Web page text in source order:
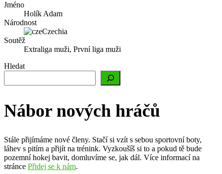
Jméno
Holík Adam
Národnost
Czechia
Soutěž
Extraliga muži, První liga muži
Hledat
Nábor nových hráčů
Stále přijímáme nové členy. Stačí si vzít s sebou sportovní boty,
láhev s pitím a přijít na trénink. Vyzkoušíš si to a pokud tě bude
pozemní hokej bavit, domluvíme se, jak dál. Více informací na
stránce Přidej se k nám.